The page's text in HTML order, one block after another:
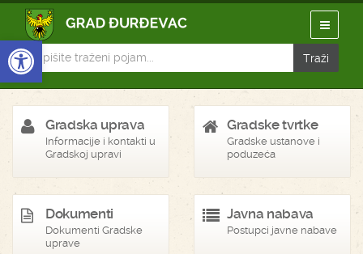
Open toolbar
Gradska uprava
Informacije i kontakti u
Gradskoj upravi
Gradske tvrtke
Gradske ustanove i
poduzeća
Dokumenti
Dokumenti Gradske
uprave
Javna nabava
Postupci javne nabave